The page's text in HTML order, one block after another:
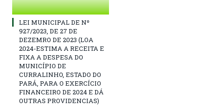
LEI MUNICIPAL DE Nº
927/2023, DE 27 DE
DEZEMRO DE 2023 (LOA
2024-ESTIMA A RECEITA E
FIXA A DESPESA DO
MUNICÍPIO DE
CURRALINHO, ESTADO DO
PARÁ, PARA O EXERCÍCIO
FINANCEIRO DE 2024 E DÁ
OUTRAS PROVIDENCIAS)